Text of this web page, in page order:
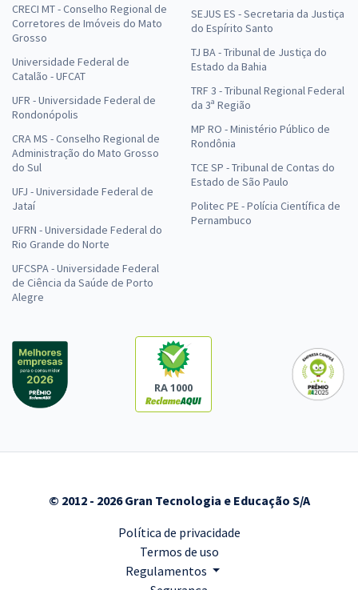
CRECI MT - Conselho Regional de
Corretores de Imóveis do Mato
Grosso
Universidade Federal de
Catalão - UFCAT
UFR - Universidade Federal de
Rondonópolis
CRA MS - Conselho Regional de
Administração do Mato Grosso
do Sul
UFJ - Universidade Federal de
Jataí
UFRN - Universidade Federal do
Rio Grande do Norte
UFCSPA - Universidade Federal
de Ciência da Saúde de Porto
Alegre
SEJUS ES - Secretaria da Justiça
do Espírito Santo
TJ BA - Tribunal de Justiça do
Estado da Bahia
TRF 3 - Tribunal Regional Federal
da 3ª Região
MP RO - Ministério Público de
Rondônia
TCE SP - Tribunal de Contas do
Estado de São Paulo
Politec PE - Polícia Científica de
Pernambuco
RA 1000
© 2012 - 2026 Gran Tecnologia e Educação S/A
Política de privacidade
Termos de uso
Regulamentos